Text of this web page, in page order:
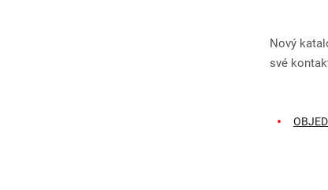
Nový
své